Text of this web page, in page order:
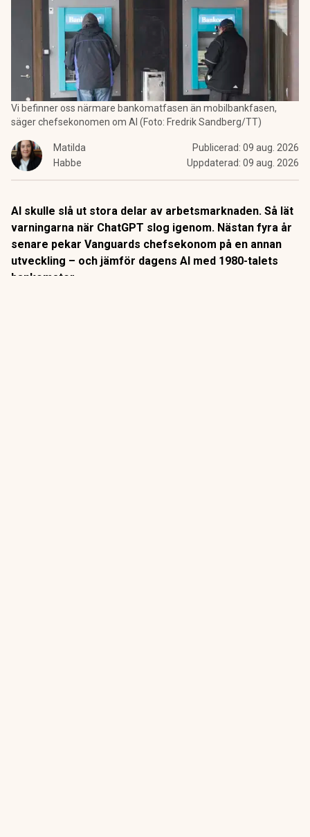
Vi befinner oss närmare bankomatfasen än mobilbankfasen,
säger chefsekonomen om AI (Foto: Fredrik Sandberg/TT)
Matilda
Habbe
Publicerad: 09 aug. 2026
Uppdaterad: 09 aug. 2026
AI skulle slå ut stora delar av arbetsmarknaden. Så lät
varningarna när ChatGPT slog igenom. Nästan fyra år
senare pekar Vanguards chefsekonom på en annan
utveckling – och jämför dagens AI med 1980-talets
bankomater.